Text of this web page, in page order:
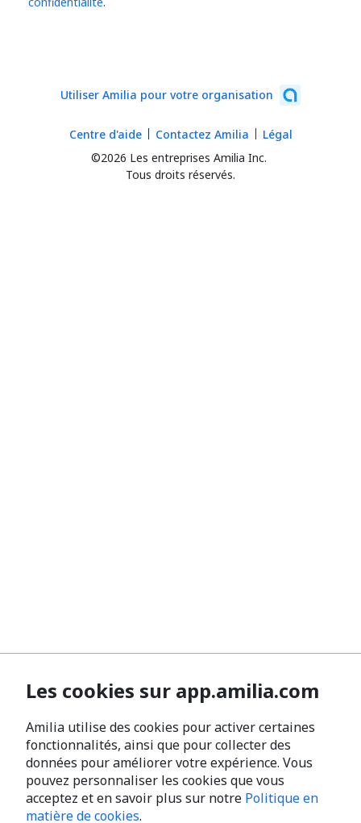
Utiliser Amilia pour votre organisation
©2026 Les entreprises Amilia Inc.
Tous droits réservés.
Centre d'aide Contactez Amilia Légal
Les cookies sur app.amilia.com
Amilia utilise des cookies pour activer certaines
fonctionnalités, ainsi que pour collecter des
données pour améliorer votre expérience. Vous
pouvez personnaliser les cookies que vous
acceptez et en savoir plus sur notre Politique en
matière de cookies.